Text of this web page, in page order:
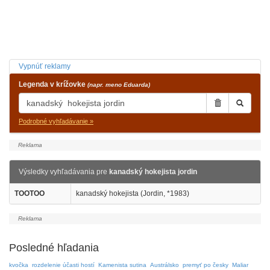
Vypnúť reklamy
Legenda v krížovke (napr. meno Eduarda)
Podrobné vyhľadávanie »
Výsledky vyhľadávania pre kanadský hokejista jordin
TOOTOO kanadský hokejista (Jordin, *1983)
Posledné hľadania
kvočka rozdelenie účasti hostí Kamenista sutina Austrálsko premyť po česky Maliar